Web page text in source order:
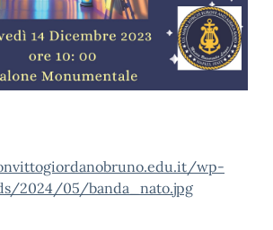
wp-
2024/05/banda_nato.jpg